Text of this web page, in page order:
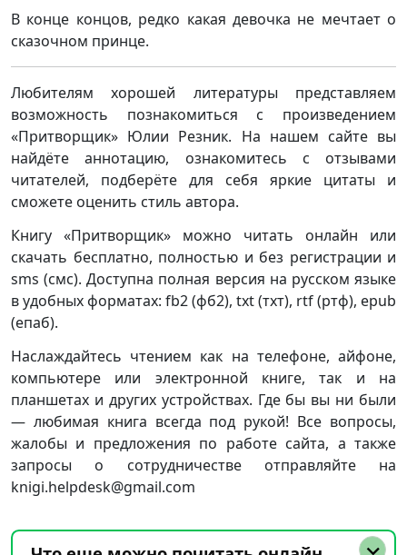
В конце концов, редко какая девочка не мечтает о
сказочном принце.
Любителям хорошей литературы представляем
возможность познакомиться с произведением
«Притворщик» Юлии Резник. На нашем сайте вы
найдёте аннотацию, ознакомитесь с отзывами
читателей, подберёте для себя яркие цитаты и
сможете оценить стиль автора.
Книгу «Притворщик» можно читать онлайн или
скачать бесплатно, полностью и без регистрации и
sms (смс). Доступна полная версия на русском языке
в удобных форматах: fb2 (фб2), txt (тхт), rtf (ртф), epub
(епаб).
Наслаждайтесь чтением как на телефоне, айфоне,
компьютере или электронной книге, так и на
планшетах и других устройствах. Где бы вы ни были
— любимая книга всегда под рукой! Все вопросы,
жалобы и предложения по работе сайта, а также
запросы о сотрудничестве отправляйте на
knigi.helpdesk@gmail.com